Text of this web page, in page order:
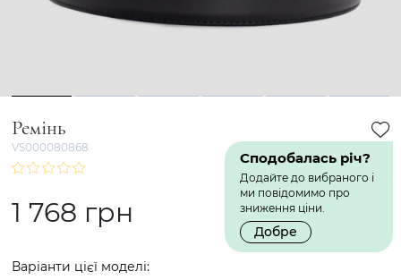
1 2 3 4 5 6
Ремінь
VS000080868
Сподобалась річ?
Додайте до вибраного і
ми повідомимо про
зниження ціни.
Добре
1 768 грн
Варіанти цієї моделі: